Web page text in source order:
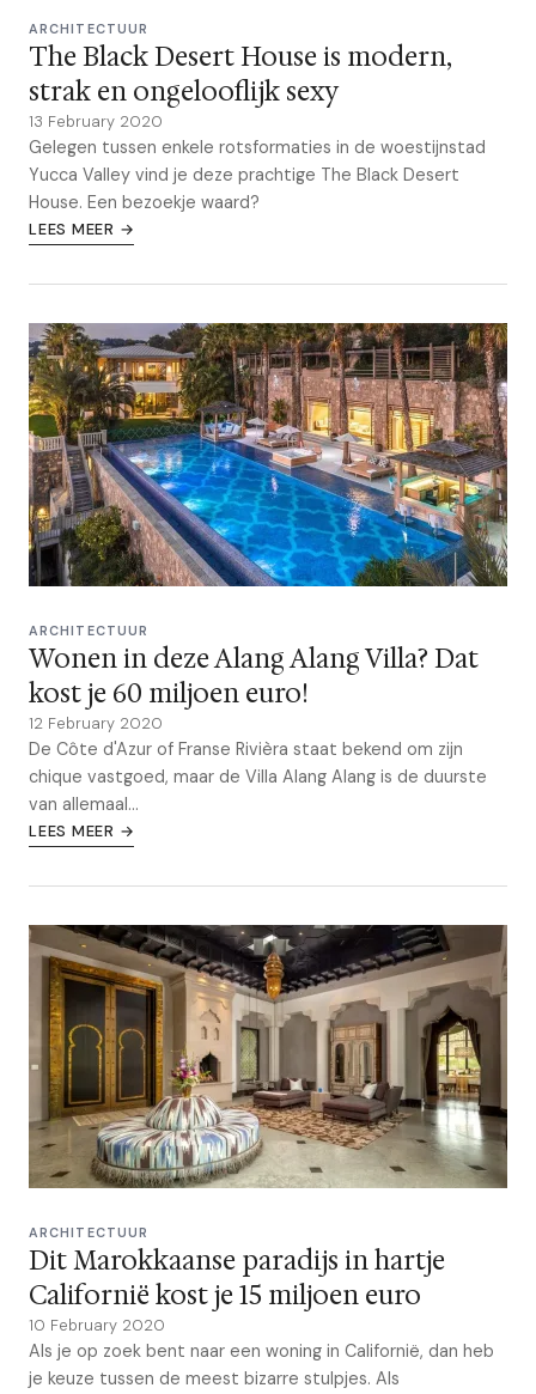
ARCHITECTUUR
The Black Desert House is modern,
strak en ongelooflijk sexy
13 February 2020
Gelegen tussen enkele rotsformaties in de woestijnstad
Yucca Valley vind je deze prachtige The Black Desert
House. Een bezoekje waard?
LEES MEER →
ARCHITECTUUR
Wonen in deze Alang Alang Villa? Dat
kost je 60 miljoen euro!
12 February 2020
De Côte d'Azur of Franse Rivièra staat bekend om zijn
chique vastgoed, maar de Villa Alang Alang is de duurste
van allemaal...
LEES MEER →
ARCHITECTUUR
Dit Marokkaanse paradijs in hartje
Californië kost je 15 miljoen euro
10 February 2020
Als je op zoek bent naar een woning in Californië, dan heb
je keuze tussen de meest bizarre stulpjes. Als